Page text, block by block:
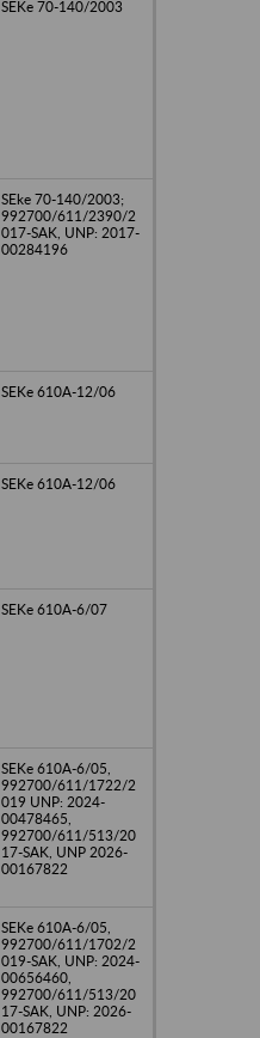
SEKe 70-140/2003
SEke 70-140/2003;
992700/611/2390/2
017-SAK, UNP: 2017-
00284196
SEKe 610A-12/06
SEKe 610A-12/06
SEKe 610A-6/07
SEKe 610A-6/05,
992700/611/1722/2
019 UNP: 2024-
00478465,
992700/611/513/20
17-SAK, UNP 2026-
00167822
SEKe 610A-6/05,
992700/611/1702/2
019-SAK, UNP: 2024-
00656460,
992700/611/513/20
17-SAK, UNP: 2026-
00167822